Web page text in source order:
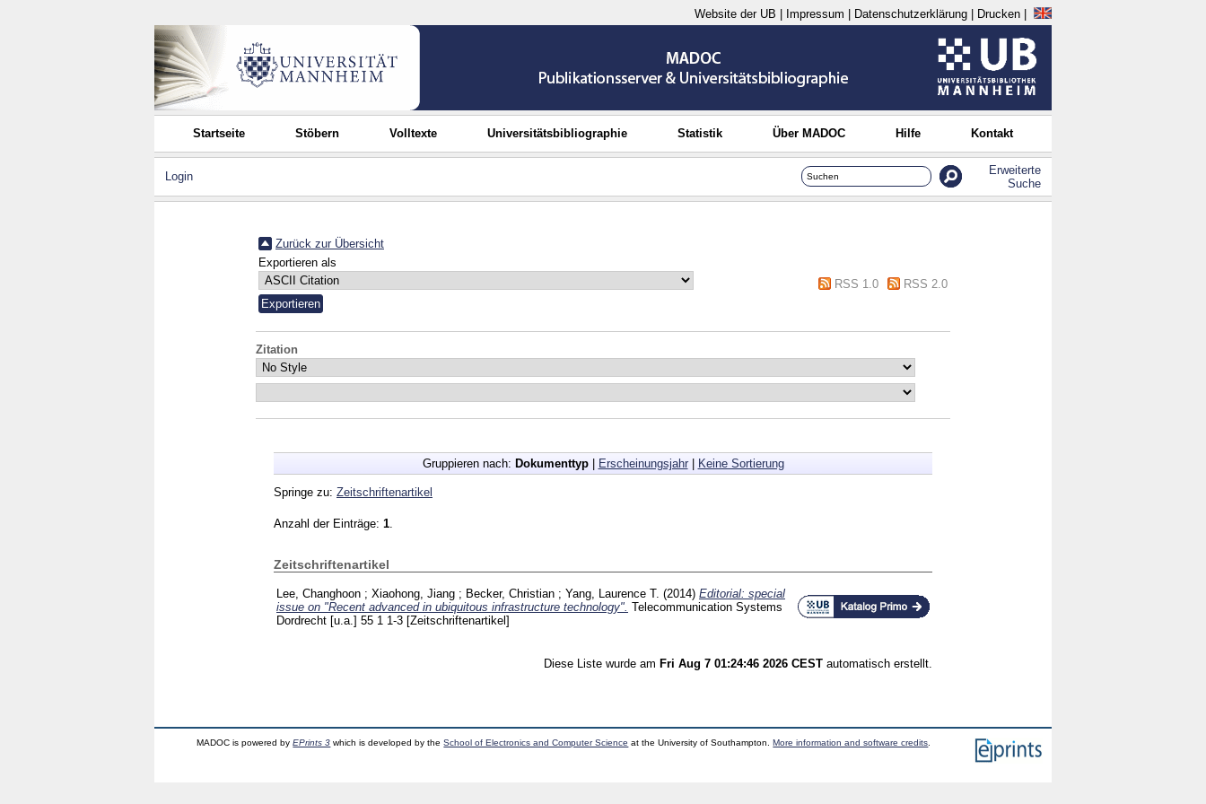
Website der UB Impressum Datenschutzerklärung Drucken
Startseite Stöbern Volltexte Universitätsbibliographie Statistik Über MADOC Hilfe Kontakt
Login
Erweiterte
Suche
Zurück zur Übersicht
Exportieren als
RSS 1.0
RSS 2.0
Zitation
Gruppieren nach: Dokumenttyp| Erscheinungsjahr| Keine Sortierung
Springe zu: Zeitschriftenartikel
Anzahl der Einträge: 1
Zeitschriftenartikel
Lee, Changhoon ; Xiaohong, Jiang ; Becker, Christian ; Yang, Laurence T. (2014) Editorial: special
issue on "Recent advanced in ubiquitous infrastructure technology". Telecommunication Systems
Dordrecht [u.a.] 55 1 1-3 [Zeitschriftenartikel]
Diese Liste wurde am Fri Aug 7 01:24:46 2026 CEST automatisch erstellt.
MADOC is powered byEPrints 3 which is developed by theSchool of Electronics and Computer Science at the University of Southampton.More information and software credits